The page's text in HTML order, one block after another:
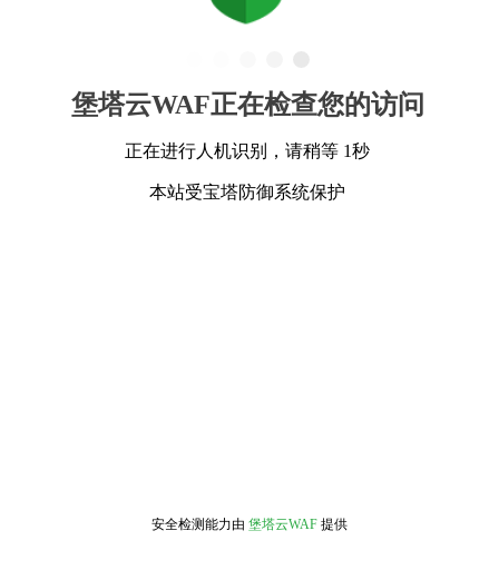
堡塔云WAF正在检查您的访问
正在进行人机识别，请稍等 1秒
本站受宝塔防御系统保护
安全检测能力由 堡塔云WAF 提供